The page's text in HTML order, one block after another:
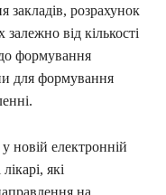
закладів, розрахунок
від кількості
формування
для формування
новій електронній
які
на